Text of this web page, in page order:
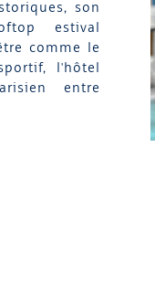
son
estival
comme le
l'hôtel
entre